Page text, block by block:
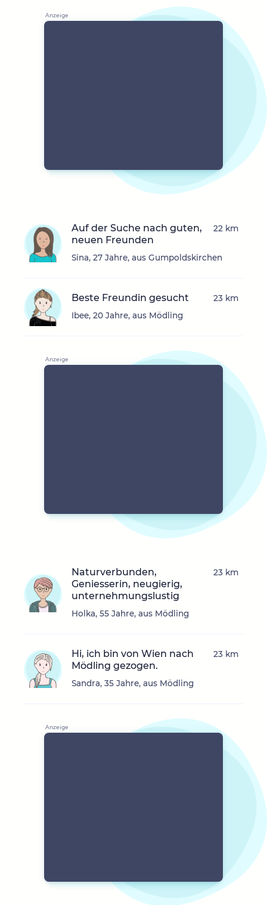
Auf der Suche nach guten,
neuen Freunden
Sina, 27 Jahre, aus Gumpoldskirchen
22 km
Beste Freundin gesucht
Ibee, 20 Jahre, aus Mödling
23 km
Naturverbunden,
Geniesserin, neugierig,
unternehmungslustig
Holka, 55 Jahre, aus Mödling
23 km
Hi, ich bin von Wien nach
Mödling gezogen.
Sandra, 35 Jahre, aus Mödling
23 km